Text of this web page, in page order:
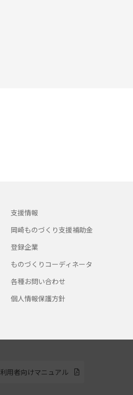
支援情報
岡崎ものづくり支援補助金
登録企業
ものづくりコーディネータ
各種お問い合わせ
個人情報保護方針
利用者向けマニュアル